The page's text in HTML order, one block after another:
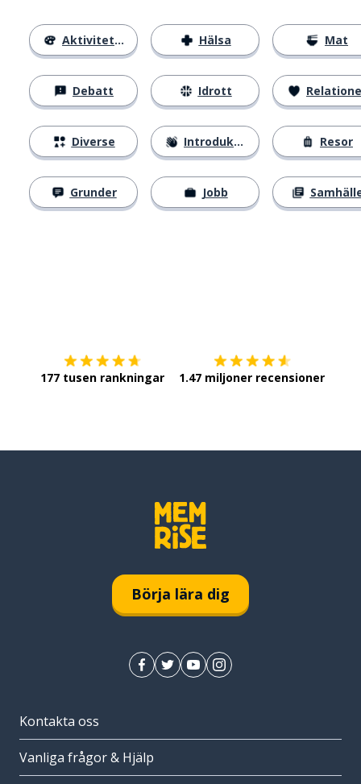
Aktiviteter
Debatt
Diverse
Grunder
Hälsa
Idrott
Introduktion
Jobb
Mat
Resor
177 tusen rankningar 1.47 miljoner recensioner
Börja lära dig
Kontakta oss
Vanliga frågor & Hjälp